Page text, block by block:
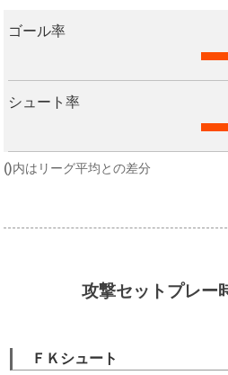
ゴール率
シュート率
()内はリーグ平均との差分
攻撃セットプレー
ＦＫシュート